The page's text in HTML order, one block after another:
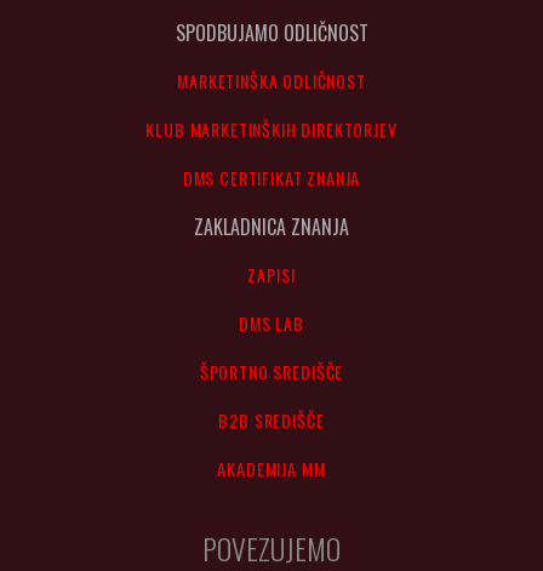
SPODBUJAMO ODLIČNOST
MARKETINŠKA ODLIČNOST
KLUB MARKETINŠKIH DIREKTORJEV
DMS CERTIFIKAT ZNANJA
ZAKLADNICA ZNANJA
ZAPISI
DMS LAB
ŠPORTNO SREDIŠČE
B2B SREDIŠČE
AKADEMIJA MM
POVEZUJEMO